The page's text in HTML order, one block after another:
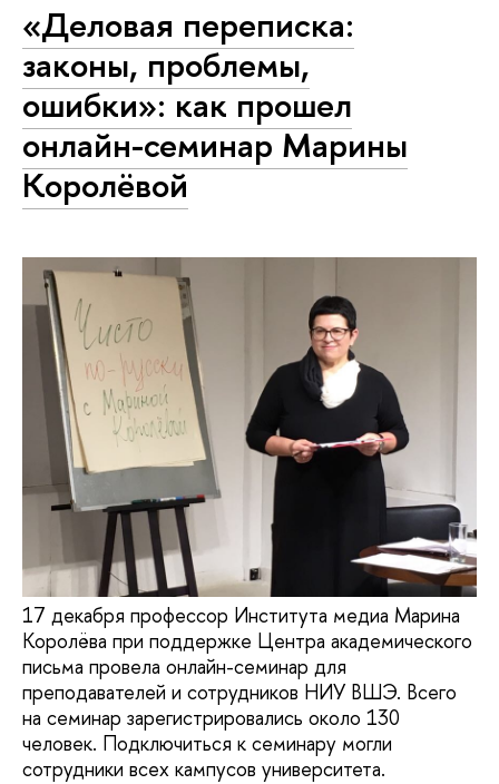
«Деловая переписка:
законы, проблемы,
ошибки»: как прошел
онлайн-семинар Марины
Королёвой
17 декабря профессор Института медиа Марина
Королёва при поддержке Центра академического
письма провела онлайн-семинар для
преподавателей и сотрудников НИУ ВШЭ. Всего
на семинар зарегистрировались около 130
человек. Подключиться к семинару могли
сотрудники всех кампусов университета.